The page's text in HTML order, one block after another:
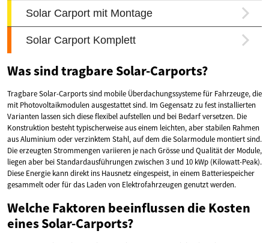
Was sind tragbare Solar-Carports?
Tragbare Solar-Carports sind mobile Überdachungssysteme für Fahrzeuge, die
mit Photovoltaikmodulen ausgestattet sind. Im Gegensatz zu fest installierten
Varianten lassen sich diese flexibel aufstellen und bei Bedarf versetzen. Die
Konstruktion besteht typischerweise aus einem leichten, aber stabilen Rahmen
aus Aluminium oder verzinktem Stahl, auf dem die Solarmodule montiert sind.
Die erzeugten Strommengen variieren je nach Grösse und Qualität der Module,
liegen aber bei Standardausführungen zwischen 3 und 10 kWp (Kilowatt-Peak).
Diese Energie kann direkt ins Hausnetz eingespeist, in einem Batteriespeicher
gesammelt oder für das Laden von Elektrofahrzeugen genutzt werden.
Welche Faktoren beeinflussen die Kosten
eines Solar-Carports?